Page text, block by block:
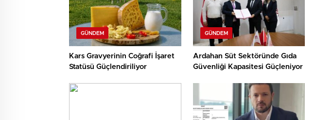
GÜNDEM
Kars Gravyerinin Coğrafi İşaret
Statüsü Güçlendiriliyor
GÜNDEM
Ardahan Süt Sektöründe Gıda
Güvenliği Kapasitesi Güçleniyor